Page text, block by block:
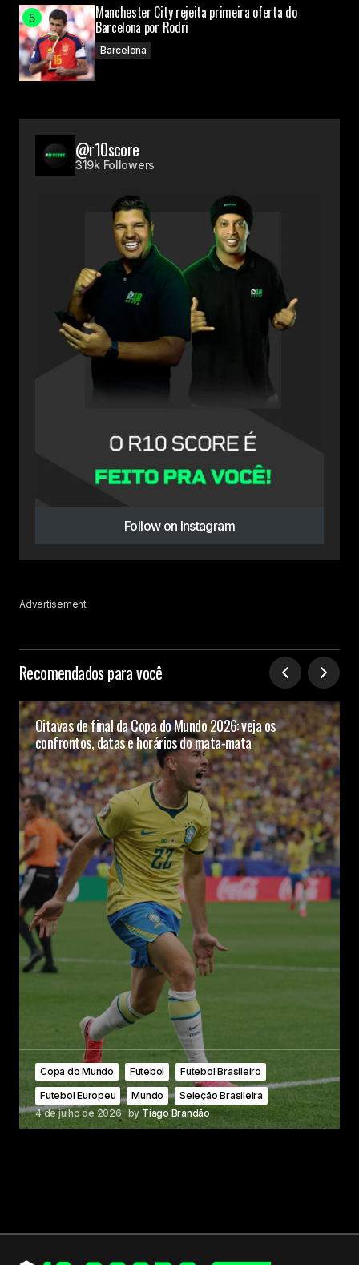
Manchester City rejeita primeira oferta do
Barcelona por Rodri
Barcelona
@r10score
319k Followers
Follow on Instagram
Advertisement
Recomendados para você
Oitavas de final da Copa do Mundo 2026: veja os
confrontos, datas e horários do mata-mata
Copa do Mundo Futebol
Futebol Brasileiro
Futebol Europeu
Mundo
Seleção Brasileira
4 de julho de 2026 by Tiago Brandão